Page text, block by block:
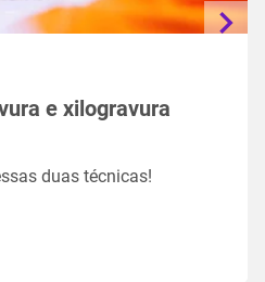
e xilogravura
duas técnicas!